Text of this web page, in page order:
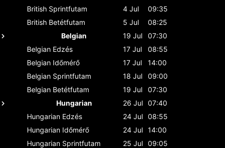
British Sprintfutam 4 Jul
09:35
British Betétfutam 5 Jul
08:25
Belgian
19 Jul
07:30
Belgian Edzés 17 Jul
08:55
Belgian Időmérő 17 Jul
14:00
Belgian Sprintfutam 18 Jul
09:00
Belgian Betétfutam 19 Jul
07:30
Hungarian
26 Jul 07:40
Hungarian Edzés 24 Jul 08:55
Hungarian Időmérő 24 Jul 14:00
Hungarian Sprintfutam 25 Jul 09:05